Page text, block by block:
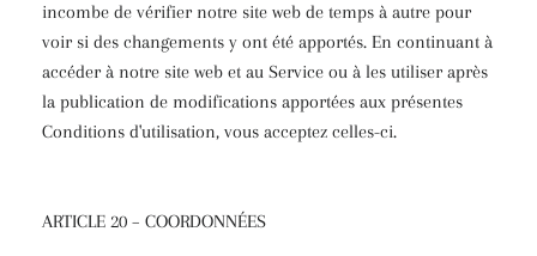
incombe de vérifier notre site web de temps à autre pour
voir si des changements y ont été apportés. En continuant à
accéder à notre site web et au Service ou à les utiliser après
la publication de modifications apportées aux présentes
Conditions d'utilisation, vous acceptez celles-ci.
ARTICLE 20 – COORDONNÉES